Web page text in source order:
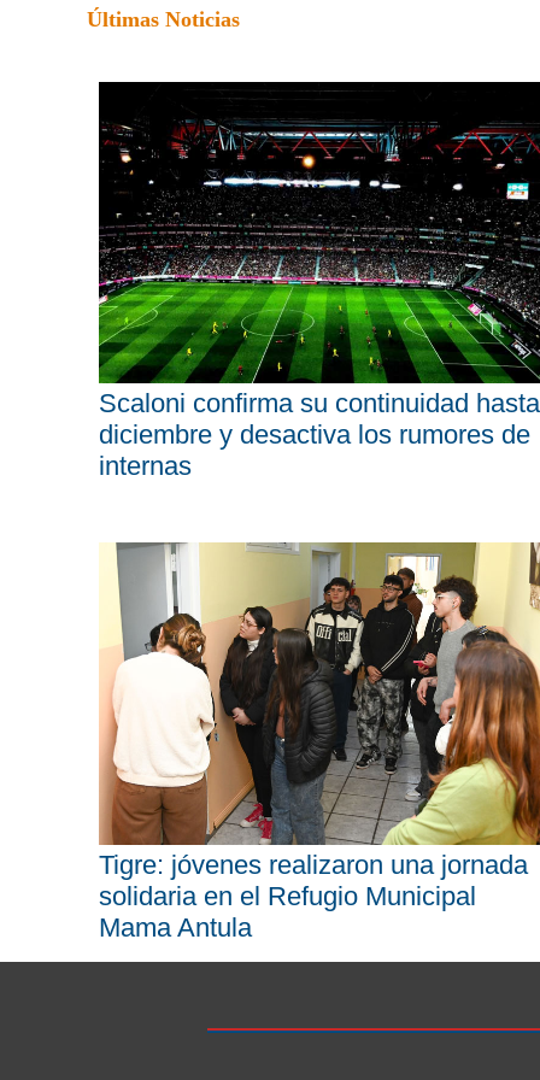
Últimas Noticias
Scaloni confirma su continuidad hasta
diciembre y desactiva los rumores de
internas
Tigre: jóvenes realizaron una jornada
solidaria en el Refugio Municipal
Mama Antula